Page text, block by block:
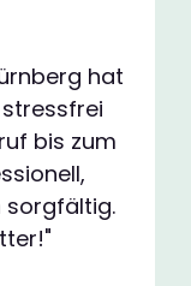
hat
bis zum
sorgfältig.